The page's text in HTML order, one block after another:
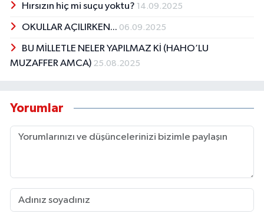
Hırsızın hiç mi suçu yoktu? 14.09.2025
OKULLAR AÇILIRKEN... 06.09.2025
BU MİLLETLE NELER YAPILMAZ Kİ (HAHO’LU
MUZAFFER AMCA) 25.08.2025
Yorumlar